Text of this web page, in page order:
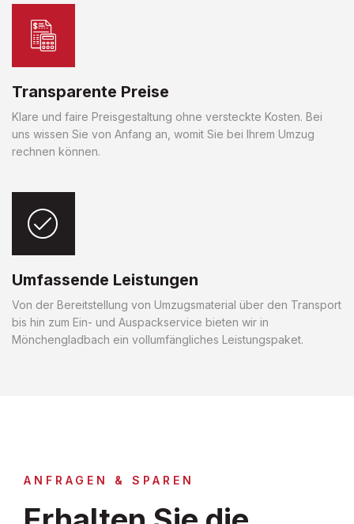
Transparente Preise
Klare und faire Preisgestaltung ohne versteckte Kosten. Bei
uns wissen Sie von Anfang an, womit Sie bei Ihrem Umzug
rechnen können.
Umfassende Leistungen
Von der Bereitstellung von Umzugsmaterial über den Transport
bis hin zum Ein- und Auspackservice bieten wir in
Mönchengladbach ein vollumfängliches Leistungspaket.
ANFRAGEN & SPAREN